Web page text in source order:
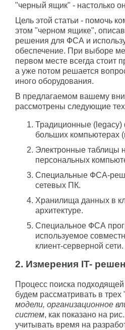
"черный ящик" - настолько
Цель этой статьи - помочь
этом "черном ящике",
решения для ФСА и
обеспечение. При выборе
первом месте всегда стоит
а уже потом решается
иного оборудования.
В предлагаемом вашему
рассмотрены следующие
Традиционные
больших компьютерах
Электронные таблицы
персональных
Специальные ФСА-
сетевых ПК.
Хранилища данных в
архитектуре.
Специальное ФСА
используемое
клиент-серверной сети.
2. Измерения IT-
Процесс поиска
будем рассматривать в трех
модели, организационное
систем, как показано на
учитывать время на